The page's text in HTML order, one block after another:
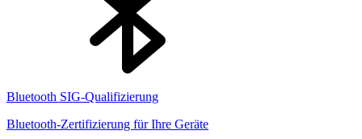
Bluetooth SIG-Qualifizierung
Bluetooth-Zertifizierung für Ihre Geräte